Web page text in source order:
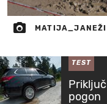
TEST
pogon